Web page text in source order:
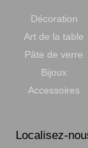
Décoration
Art de la table
Pâte de verre
Bijoux
Accessoires
Localisez-